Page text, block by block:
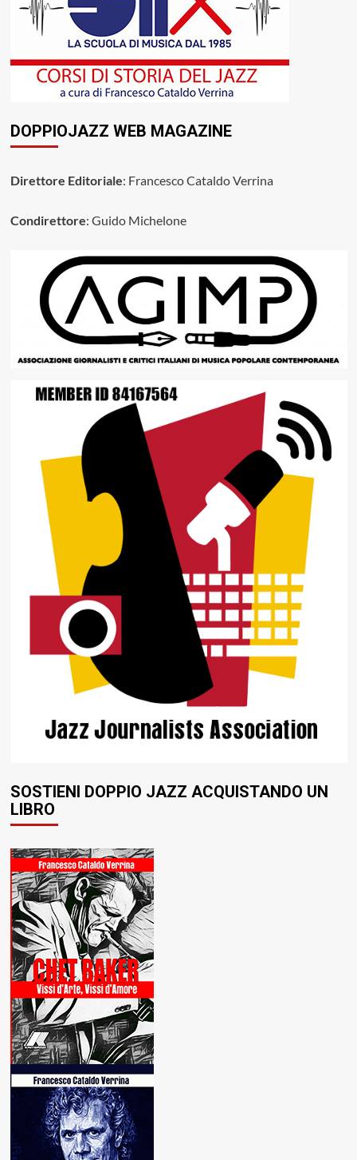
DOPPIOJAZZ WEB MAGAZINE
Direttore Editoriale: Francesco Cataldo Verrina
Condirettore: Guido Michelone
SOSTIENI DOPPIO JAZZ ACQUISTANDO UN
LIBRO